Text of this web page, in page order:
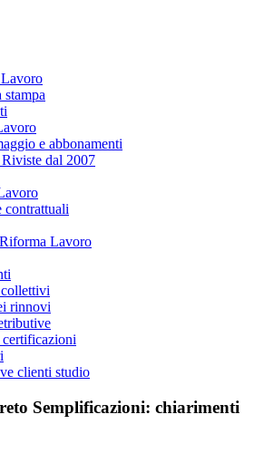
stampa
e abbonamenti
dal 2007
contrattuali
Lavoro
rinnovi
clienti studio
Semplificazioni: chiarimenti